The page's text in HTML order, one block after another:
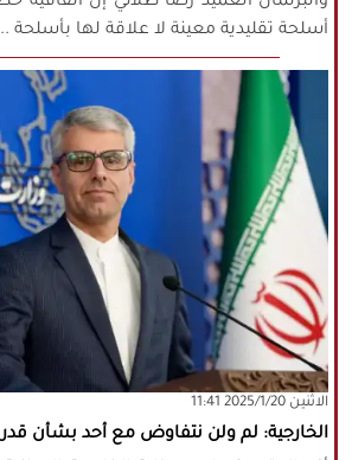
أسلحة تقليدية معينة لا علاقة لها بأسلحة
‫‫الاثنين‬‬ 2025/1/20 11:41
الخارجية: لم ولن نتفاوض مع أحد بشأن